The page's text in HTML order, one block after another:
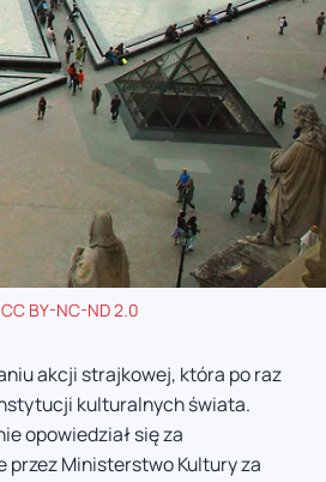
CC BY-NC-ND 2.0
akcji strajkowej, która po raz
kulturalnych świata.
opowiedział się za
przez Ministerstwo Kultury za